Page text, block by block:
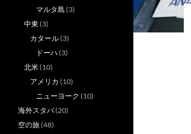
マルタ島 (3)
中東 (3)
カタール(3)
ドーハ(3)
北米(10)
アメリカ (10)
ニューヨーク (10)
海外スタバ(20)
空の旅(48)